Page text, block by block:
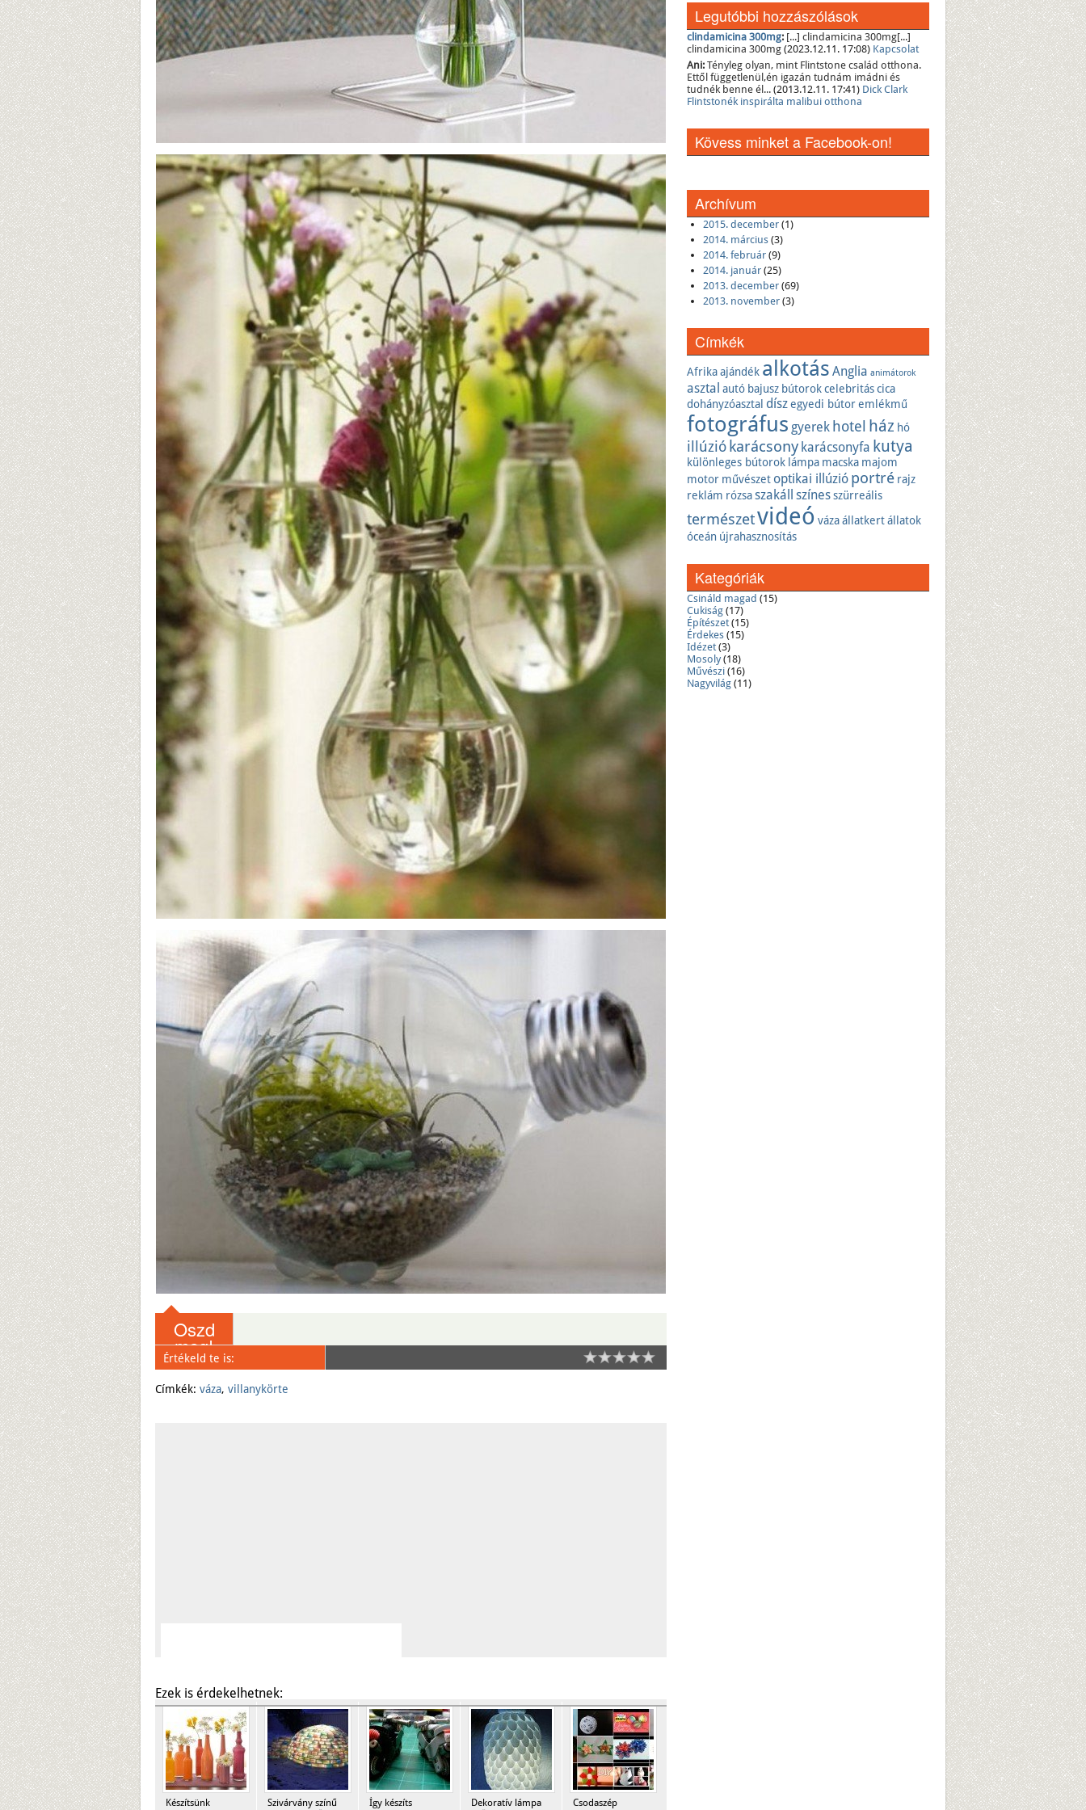
Oszd
meg!
Save
Értékeld te is:
Címkék: váza, villanykörte
Ezek is érdekelhetnek:
Készítsünk
Szivárvány színű
Így készíts
Dekoratív lámpa
Csodaszép
Legutóbbi hozzászólások
clindamicina 300mg: [...] clindamicina 300mg[...]
clindamicina 300mg (2023.12.11. 17:08) Kapcsolat
Ani: Tényleg olyan, mint Flintstone család otthona.
Ettől függetlenül,én igazán tudnám imádni és
tudnék benne él... (2013.12.11. 17:41) Dick Clark
Flintstonék inspirálta malibui otthona
Kövess minket a Facebook-on!
Archívum
2015. december (1)
2014. március (3)
2014. február (9)
2014. január (25)
2013. december (69)
2013. november (3)
Címkék
Afrikaajándék alkotás Anglia animátorok
asztal autó bajusz bútorokcelebritáscica
dohányzóasztal díszegyedi bútoremlékmű
fotográfus gyerek hotel ház hó
illúzió karácsony karácsonyfa kutya
különleges bútorok lámpa macska majom
motor művészet optikai illúzió portré rajz
reklám rózsaszakáll színesszürreális
természetvideó vázaállatkertállatok
óceán újrahasznosítás
Kategóriák
Csináld magad (15)
Cukiság (17)
Építészet(15)
Érdekes (15)
Idézet(3)
Mosoly(18)
Művészi (16)
Nagyvilág (11)